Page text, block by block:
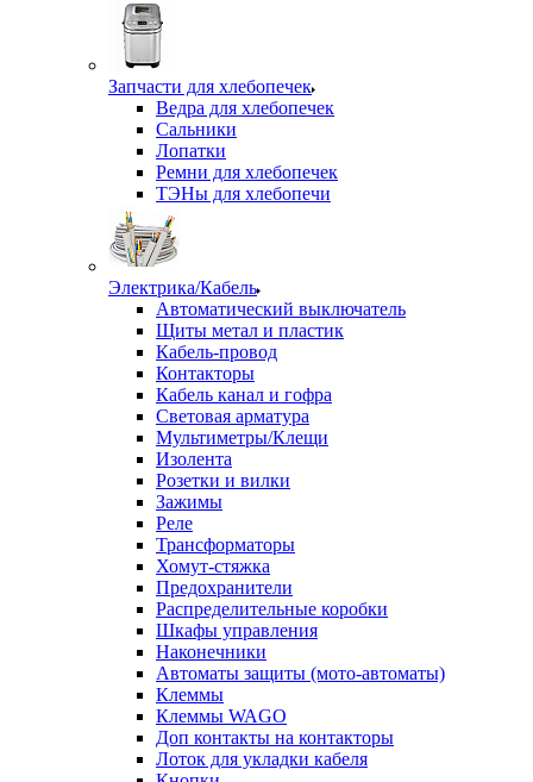
Запчасти для хлебопечек
Ведра для хлебопечек
Сальники
Лопатки
Ремни для хлебопечек
ТЭНы для хлебопечи
Электрика/Кабель
Автоматический выключатель
Щиты метал и пластик
Кабель-провод
Контакторы
Кабель канал и гофра
Световая арматура
Мультиметры/Клещи
Изолента
Розетки и вилки
Зажимы
Реле
Трансформаторы
Хомут-стяжка
Предохранители
Распределительные коробки
Шкафы управления
Наконечники
Автоматы защиты (мото-автоматы)
Клеммы
Клеммы WAGO
Доп контакты на контакторы
Лоток для укладки кабеля